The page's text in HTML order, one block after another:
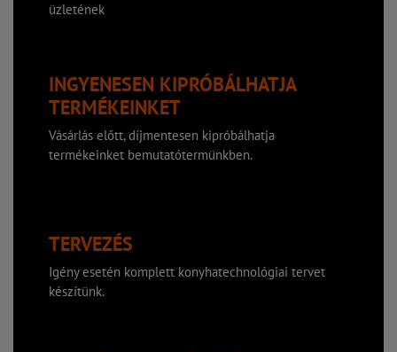
üzletének
INGYENESEN KIPRÓBÁLHATJA
TERMÉKEINKET
Vásárlás előtt, díjmentesen kipróbálhatja
termékeinket bemutatótermünkben.
TERVEZÉS
Igény esetén komplett konyhatechnológiai tervet
készítünk.